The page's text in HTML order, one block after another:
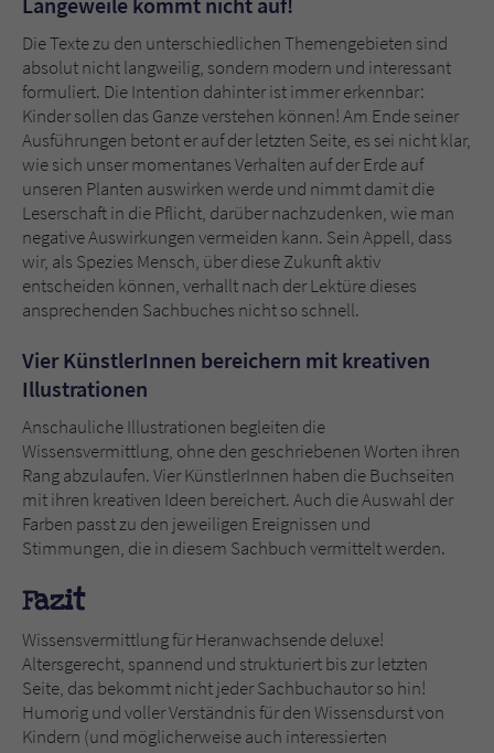
Die Texte zu den unterschiedlichen Themengebieten sind
absolut nicht langweilig, sondern modern und interessant
formuliert. Die Intention dahinter ist immer erkennbar:
Kinder sollen das Ganze verstehen können! Am Ende seiner
Ausführungen betont er auf der letzten Seite, es sei nicht klar,
wie sich unser momentanes Verhalten auf der Erde auf
unseren Planten auswirken werde und nimmt damit die
Leserschaft in die Pflicht, darüber nachzudenken, wie man
negative Auswirkungen vermeiden kann. Sein Appell, dass
wir, als Spezies Mensch, über diese Zukunft aktiv
entscheiden können, verhallt nach der Lektüre dieses
ansprechenden Sachbuches nicht so schnell.
Vier KünstlerInnen bereichern mit kreativen
Illustrationen
Anschauliche Illustrationen begleiten die
Wissensvermittlung, ohne den geschriebenen Worten ihren
Rang abzulaufen. Vier KünstlerInnen haben die Buchseiten
mit ihren kreativen Ideen bereichert. Auch die Auswahl der
Farben passt zu den jeweiligen Ereignissen und
Stimmungen, die in diesem Sachbuch vermittelt werden.
Fazit
Wissensvermittlung für Heranwachsende deluxe!
Altersgerecht, spannend und strukturiert bis zur letzten
Seite, das bekommt nicht jeder Sachbuchautor so hin!
Humorig und voller Verständnis für den Wissensdurst von
Kindern (und möglicherweise auch interessierten